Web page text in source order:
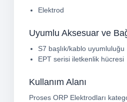
Elektrod
Uyumlu Aksesuar ve
S7 başlık/kablo uyumluluğu
EPT serisi iletkenlik hücresi
Kullanım Alanı
Proses ORP Elektrodları